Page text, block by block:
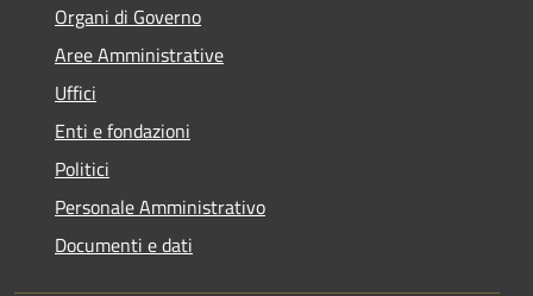
Organi di Governo
Aree Amministrative
Uffici
Enti e fondazioni
Politici
Personale Amministrativo
Documenti e dati